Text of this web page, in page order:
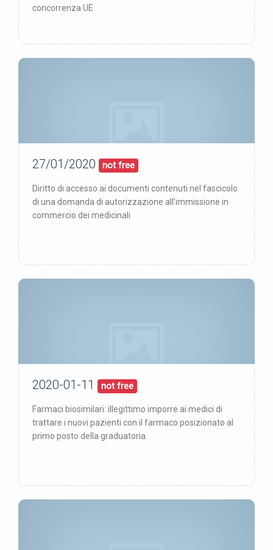
concorrenza UE
pubblicata: 27/01/20
27/01/2020 not free
Diritto di accesso ai documenti contenuti nel fascicolo
di una domanda di autorizzazione all'immissione in
commercio dei medicinali
pubblicata:11/01/20
2020-01-11 not free
Farmaci biosimilari: illegittimo imporre ai medici di
trattare i nuovi pazienti con il farmaco posizionato al
primo posto della graduatoria.